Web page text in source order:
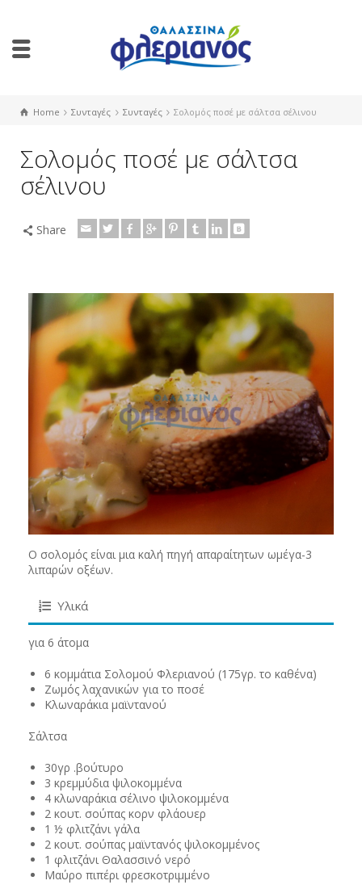
Home Συνταγές Συνταγές Σολομός ποσέ με σάλτσα σέλινου
Σολομός ποσέ με σάλτσα
σέλινου
Share
Ο σολομός είναι μια καλή πηγή απαραίτητων ωμέγα-3
λιπαρών οξέων.
Υλικά
για 6 άτομα
6 κομμάτια Σολομού Φλεριανού (175γρ. το καθένα)
Ζωμός λαχανικών για το ποσέ
Κλωναράκια μαϊντανού
Σάλτσα
30γρ .βούτυρο
3 κρεμμύδια ψιλοκομμένα
4 κλωναράκια σέλινο ψιλοκομμένα
2 κουτ. σούπας κορν φλάουερ
1 ½ φλιτζάνι γάλα
2 κουτ. σούπας μαϊντανός ψιλοκομμένος
1 φλιτζάνι Θαλασσινό νερό
Μαύρο πιπέρι φρεσκοτριμμένο